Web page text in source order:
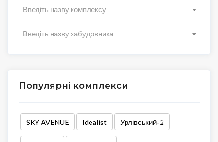
Введіть назву комплексу
Введіть назву забудовника
Популярні комплекси
SKY AVENUE Idealist Урлівський-2